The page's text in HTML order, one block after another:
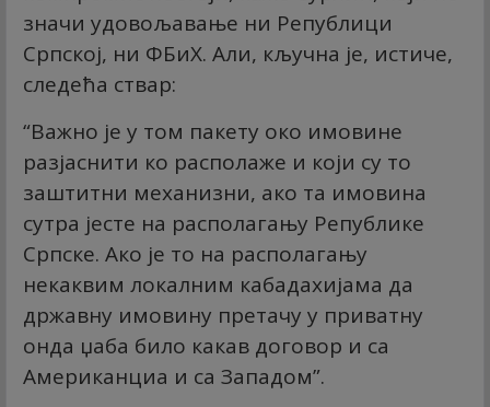
значи удовољавање ни Републици
Српској, ни ФБиХ. Али, кључна је, истиче,
следећа ствар:
“Важно је у том пакету око имовине
разјаснити ко располаже и који су то
заштитни механизни, ако та имовина
сутра јесте на располагању Републике
Српске. Ако је то на располагању
некаквим локалним кабадахијама да
државну имовину претачу у приватну
онда џаба било какав договор и са
Американциа и са Западом”.